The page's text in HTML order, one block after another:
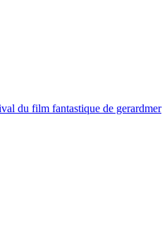
du film fantastique de gerardmer